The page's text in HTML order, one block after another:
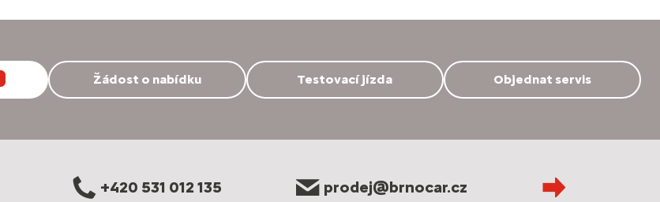
Žádost o nabídku Testovací jízda Objednat servis
+420 531 012 135 prodej@brnocar.cz